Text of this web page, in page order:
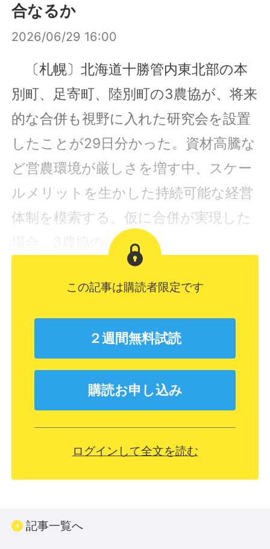
合なるか
2026/06/29 16:00
〔札幌〕北海道十勝管内東北部の本
別町、足寄町、陸別町の3農協が、将来
的な合併も視野に入れた研究会を設置
したことが29日分かった。資材高騰な
ど営農環境が厳しさを増す中、スケー
ルメリットを生かした持続可能な経営
体制を模索する。仮に合併が実現した
場合、3農協の...
この記事は購読者限定です
２週間無料試読
購読お申し込み
ログインして全文を読む
記事一覧へ